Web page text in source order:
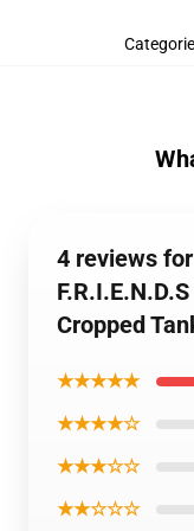
Categorie
4 reviews
Cropped
★★★★★
★★★★☆
★★★☆☆
★★☆☆☆